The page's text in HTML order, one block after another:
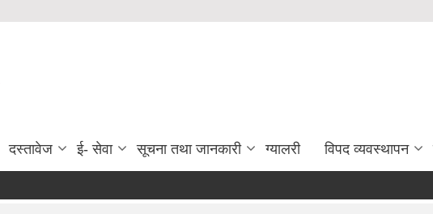
दस्तावेज ई- सेवा सूचना तथा जानकारी ग्यालरी विपद व्यवस्थापन